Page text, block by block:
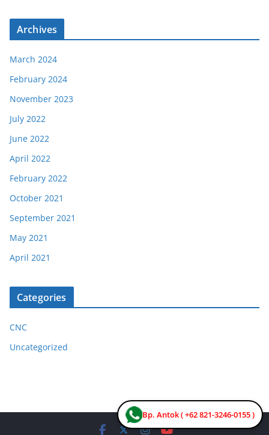
Bp. Antok ( +62 821-3246-0155 )
Archives
March 2024
February 2024
November 2023
July 2022
June 2022
April 2022
February 2022
October 2021
September 2021
May 2021
April 2021
Categories
CNC
Uncategorized